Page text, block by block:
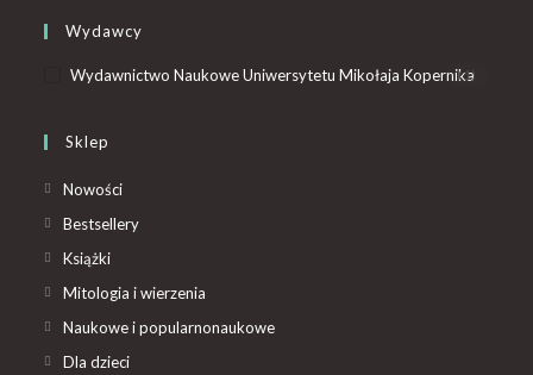
Wydawcy
Wydawnictwo Naukowe Uniwersytetu Mikołaja Kopernika
(1)
Sklep
Nowości
Bestsellery
Książki
Mitologia i wierzenia
Naukowe i popularnonaukowe
Dla dzieci